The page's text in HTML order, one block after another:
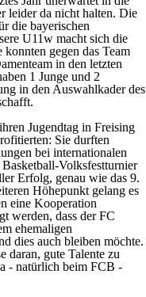
leider da nicht halten. Die
die bayerischen
U11w macht sich die
gegen das Team
in den letzten
1 Junge und 2
in den Auswahlkader des
Jugendtag in Freising
Sie durften
bei internationalen
Volksfestturnier
Erfolg, genau wie das 9.
Höhepunkt gelang es
eine Kooperation
werden, dass der FC
ehemaligen
dies auch bleiben möchte.
daran, gute Talente zu
- natürlich beim FCB -